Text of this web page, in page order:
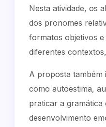
Nesta atividade, os
dos pronomes
formatos objetivos
diferentes
A proposta também
como autoestima,
praticar a
desenvolvimento